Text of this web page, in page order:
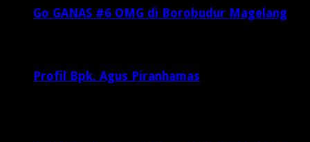
Go GANAS #6 OMG di Borobudur Magelang
Profil Bpk. Agus Piranhamas